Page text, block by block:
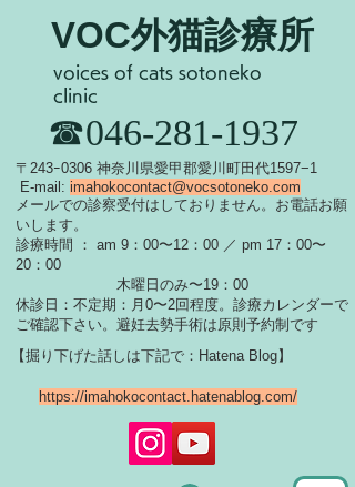
VOC外猫診療所
​☎046-281-1937
​〒243ｰ0306 神奈川県愛甲郡愛川町田代1597−1
E-mail: imahokocontact@vocsotoneko.com
​メールでの診察受付はしておりません。お電話お願
いします。
診療時間 ： am 9：00〜12：00 ／ pm 17：00〜
20：00
木曜日のみ〜19：00
休診日：不定期：月0〜2回程度。診療カレンダーで
ご確認下さい。 ​避妊去勢手術は原則予約制です
voices of cats sotoneko
clinic
https://imahokocontact.hatenablog.com/
【掘り下げた話しは下記で：Hatena Blog】